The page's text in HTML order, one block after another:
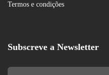
Termos e condições
Subscreve a Newsletter